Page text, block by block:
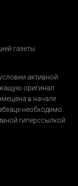
газеты
активной
оригинал
в начале
необходимо
гиперссылкой